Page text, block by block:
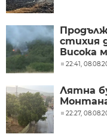
стихия
Висока
22:41,
Лятна
22:27,